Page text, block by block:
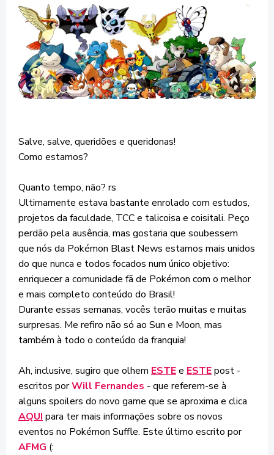
Salve, salve, queridões e queridonas!
Como estamos?
Quanto tempo, não? rs
Ultimamente estava bastante enrolado com estudos,
projetos da faculdade, TCC e talicoisa e coisitali. Peço
perdão pela ausência, mas gostaria que soubessem
que nós da Pokémon Blast News estamos mais unidos
do que nunca e todos focados num único objetivo:
enriquecer a comunidade fã de Pokémon com o melhor
e mais completo conteúdo do Brasil!
Durante essas semanas, vocês terão muitas e muitas
surpresas. Me refiro não só ao Sun e Moon, mas
também à todo o conteúdo da franquia!
Ah, inclusive, sugiro que olhem ESTEe ESTEpost -
escritos porWill Fernandes - que referem-se à
alguns spoilers do novo game que se aproxima e clica
AQUI para ter mais informações sobre os novos
eventos no Pokémon Suffle. Este último escrito por
AFMG (: